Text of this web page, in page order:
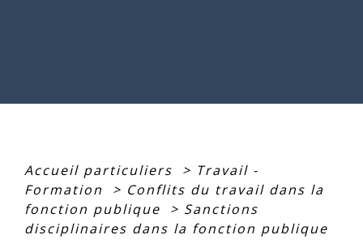
Accueil particuliers > Travail -
Formation
> Conflits du travail dans la
fonction publique
> Sanctions
disciplinaires dans la fonction publique